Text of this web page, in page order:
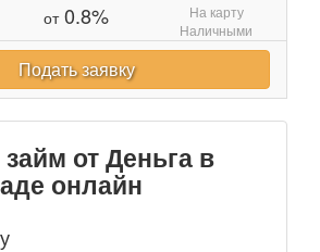
от0.8%
На карту
Наличными
Подать заявку
займ от Деньга в
онлайн